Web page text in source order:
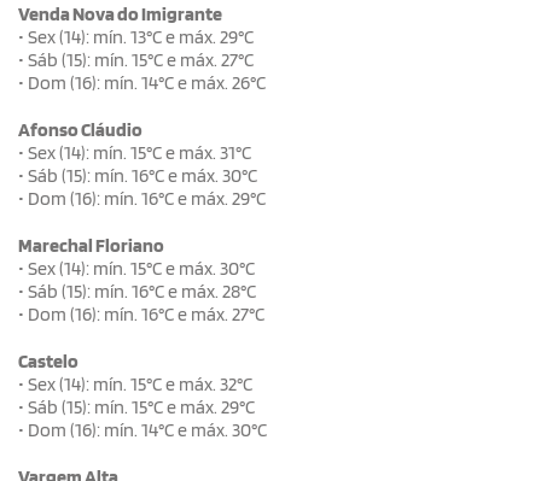
Venda Nova do Imigrante
• Sex (14): mín. 13°C e máx. 29°C
• Sáb (15): mín. 15°C e máx. 27°C
• Dom (16): mín. 14°C e máx. 26°C
Afonso Cláudio
• Sex (14): mín. 15°C e máx. 31°C
• Sáb (15): mín. 16°C e máx. 30°C
• Dom (16): mín. 16°C e máx. 29°C
Marechal Floriano
• Sex (14): mín. 15°C e máx. 30°C
• Sáb (15): mín. 16°C e máx. 28°C
• Dom (16): mín. 16°C e máx. 27°C
Castelo
• Sex (14): mín. 15°C e máx. 32°C
• Sáb (15): mín. 15°C e máx. 29°C
• Dom (16): mín. 14°C e máx. 30°C